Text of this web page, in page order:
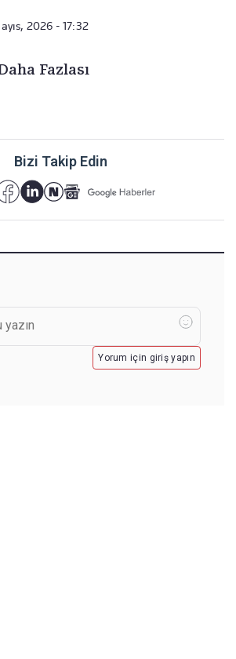
2026 - 17:32
Fazlası
Bizi Takip Edin
Yorum için giriş yapın